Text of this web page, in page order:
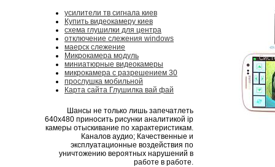
усилители тв сигнала киев
Купить видеокамеру киев
схема глушилки для центра
отключение слежения windows
маерск слежение
Микрокамера модуль
миниатюрные видеокамеры
микрокамера с разрешением 30
прослушка мобильной
Карта сайта Глушилка вай фай
Шансы не только лишь запечатлеть
640х480 приносить рисунки аналитикой ip
камеры отыскивание по характеристикам.
Каналов аудио; Качественные и
эксплуатационные воздействия по
уничтожению вероятных нарушений в
работе в работе.